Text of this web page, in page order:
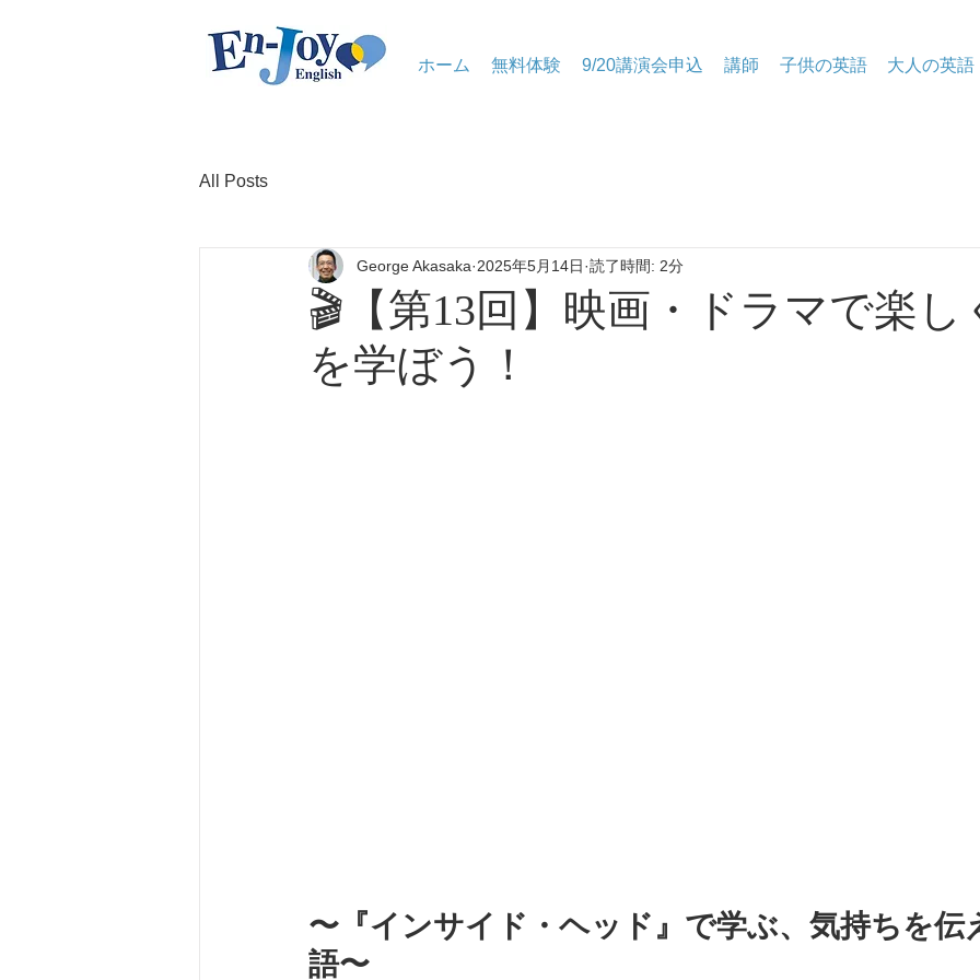
ホーム 無料体験 9/20講演会申込 講師 子供の英語 大人の英語
All Posts
🎬【第13回】映画・ドラマで楽し
を学ぼう！
George Akasaka 2025年5月14日 読了時間: 2分
〜『インサイド・ヘッド』で学ぶ、気持ちを伝
語〜